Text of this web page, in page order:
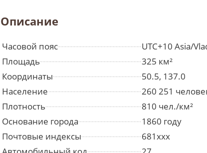
Описание
Часовой пояс
UTC+10 Asia/
Площадь
325 км²
Координаты
50.5, 137.0
Население
260 251
Плотность
810 чел./км²
Основание города
1860 году
Почтовые индексы
681ххх